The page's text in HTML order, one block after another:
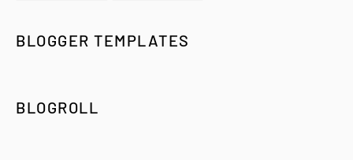
BLOGGER TEMPLATES
BLOGROLL